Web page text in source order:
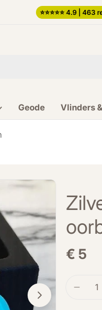
⭐️⭐️⭐️⭐️⭐️ 4.9 |
Geode Vlinders
Open
€ 5